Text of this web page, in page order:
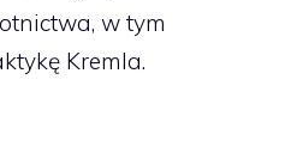
w tym
Kremla.